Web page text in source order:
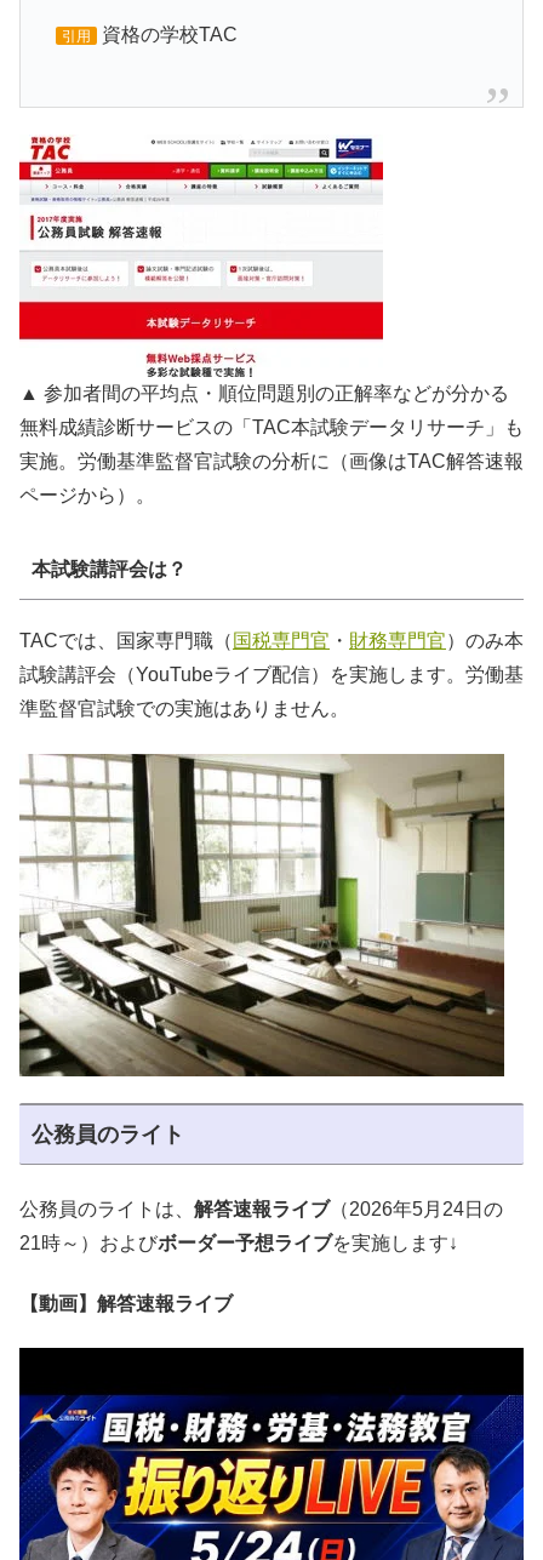
引用 資格の学校TAC
▲ 参加者間の平均点・順位問題別の正解率などが分かる
無料成績診断サービスの「TAC本試験データリサーチ」も
実施。労働基準監督官試験の分析に（画像はTAC解答速報
ページから）。
本試験講評会は？
TACでは、国家専門職（ 国税専門官 ・ 財務専門官）のみ本
試験講評会（YouTubeライブ配信）を実施します。労働基
準監督官試験での実施はありません。
公務員のライト
公務員のライトは、 解答速報ライブ（2026年5月24日の
21時～）およびボーダー予想ライブを実施します↓
【動画】解答速報ライブ